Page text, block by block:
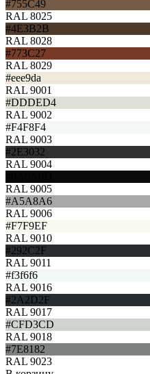
#755C49
RAL 8025
#4E3B2B
RAL 8028
#773C27
RAL 8029
#eee9da
RAL 9001
#DDDED4
RAL 9002
#F4F8F4
RAL 9003
#2E3032
RAL 9004
RAL 9005
#A5A8A6
RAL 9006
#F7F9EF
RAL 9010
#292C2F
RAL 9011
#f3f6f6
RAL 9016
#2A2D2F
RAL 9017
#CFD3CD
RAL 9018
#7E8182
RAL 9023